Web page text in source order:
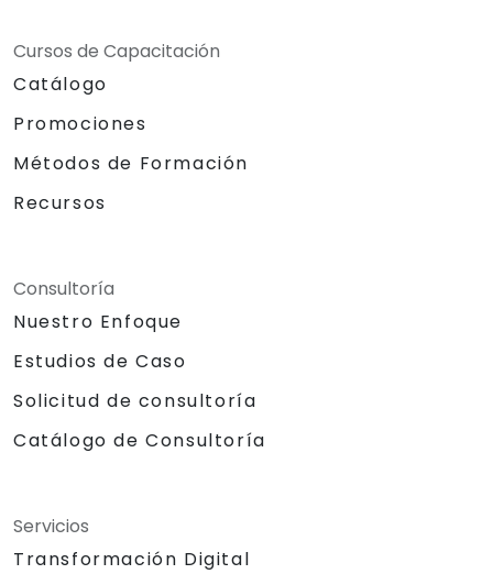
Cursos de Capacitación
Catálogo
Promociones
Métodos de Formación
Recursos
Consultoría
Nuestro Enfoque
Estudios de Caso
Solicitud de consultoría
Catálogo de Consultoría
Servicios
Transformación Digital